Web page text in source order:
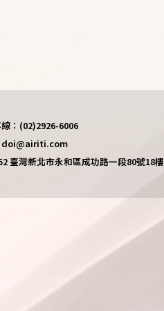
：(02)2926-6006
doi@airiti.com
臺灣新北市永和區成功路一段80號18樓